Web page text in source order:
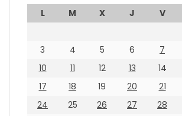
L M X J V
3
4 5 6 7
10
11 12 13 14
17
18 19 20 21
24
25 26 27 28